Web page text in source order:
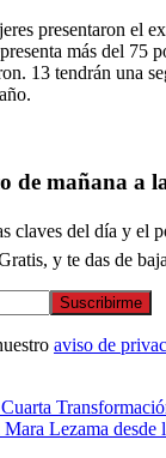
presentaron el
más del 75
13 tendrán una
de mañana a
claves del día y el
y te das de
Suscribirme
aviso de
Lezama desde